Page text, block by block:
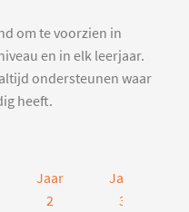
om te voorzien in
en in elk leerjaar.
ondersteunen waar
heeft.
Jaar
2
Jaar
3